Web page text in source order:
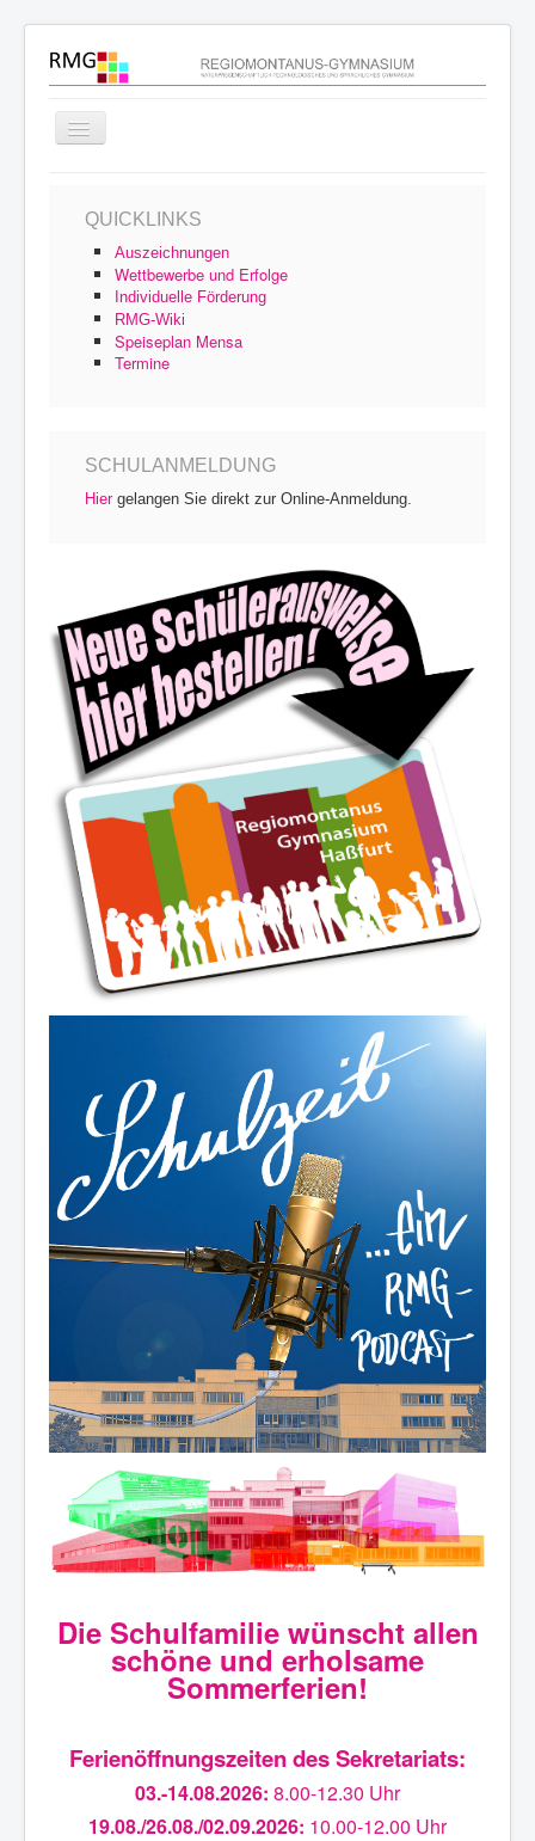
Navigation
an/aus
Schulprofil
Schulfamilie
Unterricht
Schulleben
Die Schulfamilie wünscht allen
schöne und erholsame
Sommerferien!
Ferienöffnungszeiten des Sekretariats:
03.-14.08.2026:8.00-12.30 Uhr
19.08./26.08./02.09.2026:
10.00-12.00 Uhr
07.-11.09.2026:8.00-12.30 Uhr
QUICKLINKS
Auszeichnungen
Wettbewerbe und Erfolge
Individuelle Förderung
RMG-Wiki
Speiseplan Mensa
Termine
SCHULANMELDUNG
Hiergelangen Sie direkt zur Online-Anmeldung.
Die Schulfamilie wünscht allen
schöne und erholsame
Sommerferien!
Ferienöffnungszeiten des Sekretariats:
03.-14.08.2026: 8.00-12.30 Uhr
19.08./26.08./02.09.2026: 10.00-12.00 Uhr